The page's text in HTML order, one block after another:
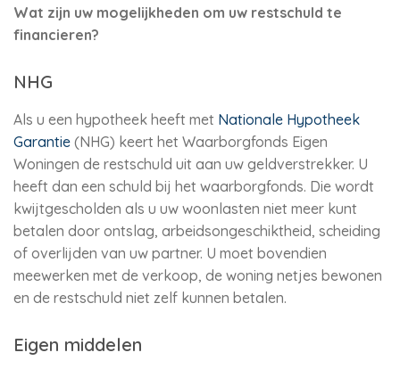
Wat zijn uw mogelijkheden om uw restschuld te
financieren?
NHG
Als u een hypotheek heeft met Nationale Hypotheek
Garantie (NHG) keert het Waarborgfonds Eigen
Woningen de restschuld uit aan uw geldverstrekker. U
heeft dan een schuld bij het waarborgfonds. Die wordt
kwijtgescholden als u uw woonlasten niet meer kunt
betalen door ontslag, arbeidsongeschiktheid, scheiding
of overlijden van uw partner. U moet bovendien
meewerken met de verkoop, de woning netjes bewonen
en de restschuld niet zelf kunnen betalen.
Eigen middelen